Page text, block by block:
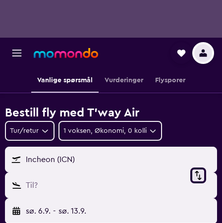
Vanlige spørsmål Vurderinger Flysporer
Bestill fly med T'way Air
Tur/retur 1 voksen, Økonomi, 0 kolli
Incheon (ICN)
Til?
sø. 6.9. - sø. 13.9.